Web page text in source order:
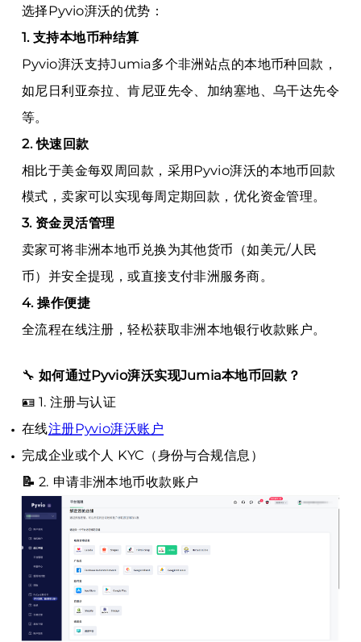
选择Pyvio湃沃的优势：
1. 支持本地币种结算
Pyvio湃沃支持Jumia多个非洲站点的本地币种回款，
如尼日利亚奈拉、肯尼亚先令、加纳塞地、乌干达先令
等。
2. 快速回款
相比于美金每双周回款，采用Pyvio湃沃的本地币回款
模式，卖家可以实现每周定期回款，优化资金管理。
3. 资金灵活管理
卖家可将非洲本地币兑换为其他货币（如美元/人民
币）并安全提现，或直接支付非洲服务商。
4. 操作便捷
全流程在线注册，轻松获取非洲本地银行收款账户。
🔧 如何通过Pyvio湃沃实现Jumia本地币回款？
🪪 1. 注册与认证
在线注册Pyvio湃沃账户
完成企业或个人 KYC（身份与合规信息）
📝 2. 申请非洲本地币收款账户